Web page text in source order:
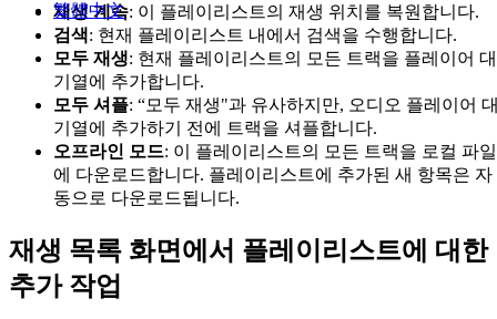
繁體中文
재생 계속: 이 플레이리스트의 재생 위치를 복원합니다.
검색: 현재 플레이리스트 내에서 검색을 수행합니다.
모두 재생: 현재 플레이리스트의 모든 트랙을 플레이어 대
기열에 추가합니다.
모두 셔플: “모두 재생"과 유사하지만, 오디오 플레이어
기열에 추가하기 전에 트랙을 셔플합니다.
오프라인 모드: 이 플레이리스트의 모든 트랙을 로컬 파일
에 다운로드합니다. 플레이리스트에 추가된 새 항목은 자
동으로 다운로드됩니다.
재생 목록 화면에서 플레이리스트에 대한
추가 작업